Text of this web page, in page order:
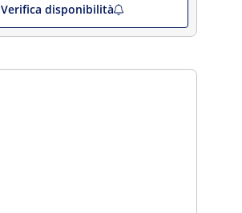
Verifica disponibilità